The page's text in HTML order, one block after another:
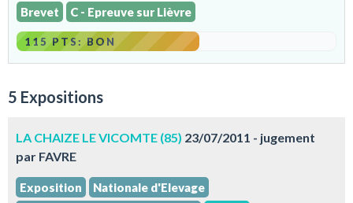
Brevet C - Epreuve sur Lièvre
115 PTS: BON
5 Expositions
LA CHAIZE LE VICOMTE (85) 23/07/2011 - jugement
par FAVRE
Exposition
Nationale d'Elevage